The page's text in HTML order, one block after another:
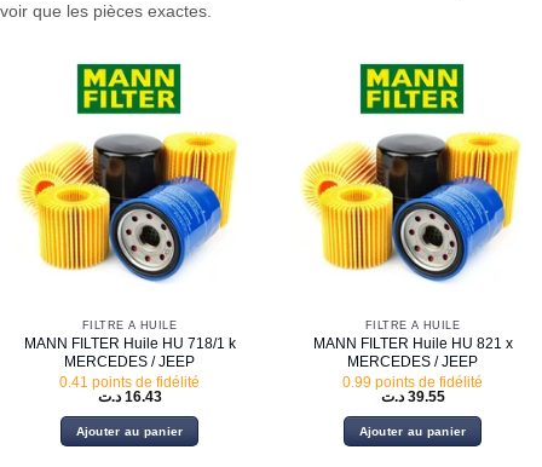
voir que les pièces exactes.
FILTRE À HUILE
MANN FILTER Huile HU 718/1 k
MERCEDES / JEEP
0.41 points de fidélité
16.43 د.ت
Ajouter au panier
FILTRE À HUILE
MANN FILTER Huile HU 821 x
MERCEDES / JEEP
0.99 points de fidélité
39.55 د.ت
Ajouter au panier